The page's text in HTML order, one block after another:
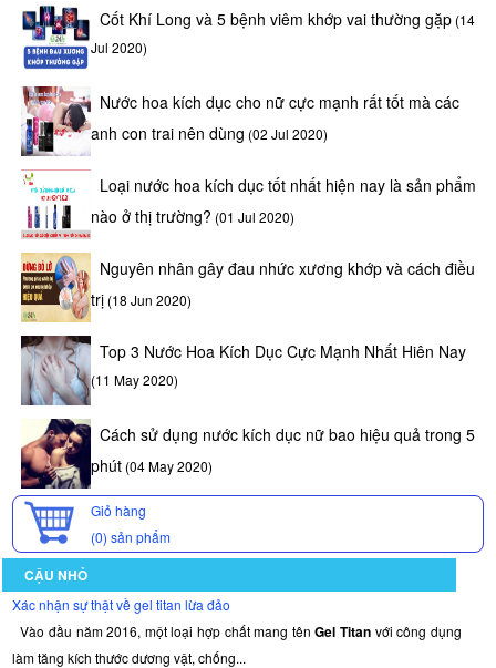
Cốt Khí Long và 5 bệnh viêm khớp vai thường gặp (14
Jul 2020)
Nước hoa kích dục cho nữ cực mạnh rất tốt mà các
anh con trai nên dùng (02 Jul 2020)
Loại nước hoa kích dục tốt nhất hiện nay là sản phẩm
nào ở thị trường? (01 Jul 2020)
Nguyên nhân gây đau nhức xương khớp và cách điều
trị (18 Jun 2020)
Top 3 Nước Hoa Kích Dục Cực Mạnh Nhất Hiên Nay
(11 May 2020)
Cách sử dụng nước kích dục nữ bao hiệu quả trong 5
phút (04 May 2020)
Giỏ hàng
(0) sản phẩm
CẬU NHỎ
Xác nhận sự thật về gel titan lừa đảo
Vào đầu năm 2016, một loại hợp chất mang tênGel Titanvới công dụng
làm tăng kích thước dương vật, chống...